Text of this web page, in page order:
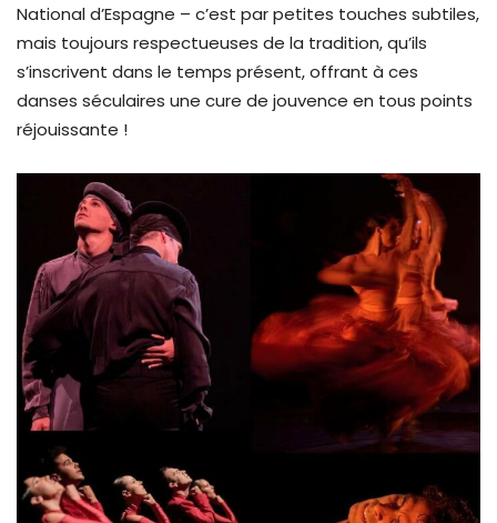
National d’Espagne – c’est par petites touches subtiles,
mais toujours respectueuses de la tradition, qu’ils
s’inscrivent dans le temps présent, offrant à ces
danses séculaires une cure de jouvence en tous points
réjouissante !